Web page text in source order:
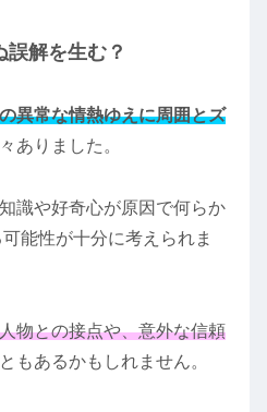
解を生む？
異常な情熱ゆえに周囲とズ
ありました。
識や好奇心が原因で何らか
可能性が十分に考えられま
物との接点や、意外な信頼
もあるかもしれません。